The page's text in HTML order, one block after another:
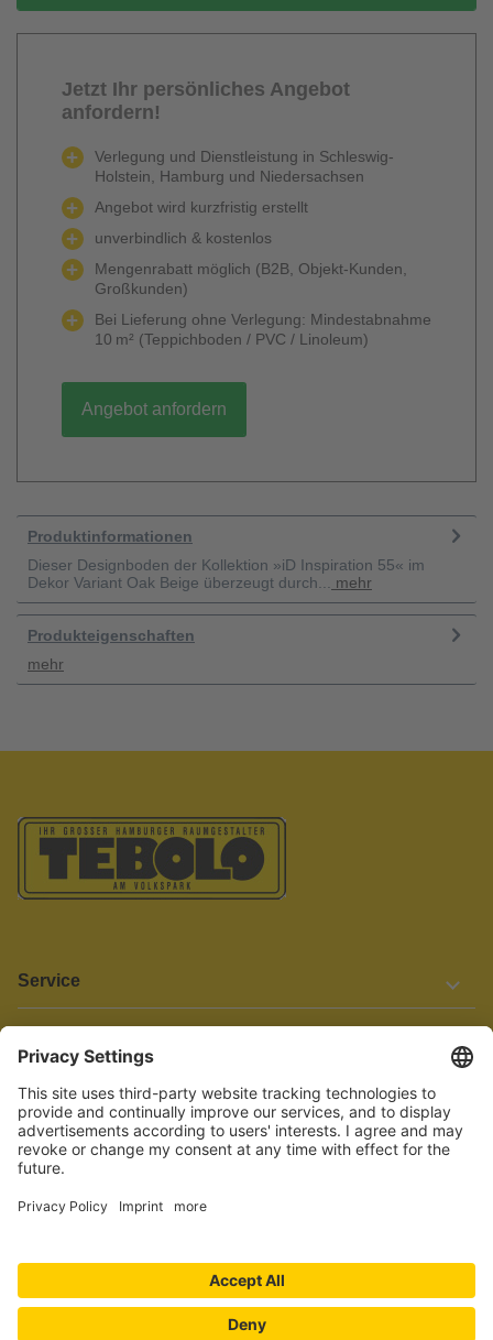
Jetzt Ihr persönliches Angebot
anfordern!
Verlegung und Dienstleistung in Schleswig-
Holstein, Hamburg und Niedersachsen
Angebot wird kurzfristig erstellt
unverbindlich & kostenlos
Mengenrabatt möglich (B2B, Objekt-Kunden,
Großkunden)
Bei Lieferung ohne Verlegung: Mindestabnahme
10 m² (Teppichboden / PVC / Linoleum)
Angebot anfordern
Produktinformationen
Dieser Designboden der Kollektion »iD Inspiration 55« im
Dekor Variant Oak Beige überzeugt durch...
mehr
Produkteigenschaften
mehr
Service
Informationen
Barrierefreiheit
Wir bemühen uns, unsere Website barrierefrei zu gestalten.
Einige Inhalte und Funktionen sind derzeit jedoch noch nicht
vollständig zugänglich. Wenn Sie auf Barrieren stoßen oder Hilfe
benötigen, kontaktieren Sie uns bitte unter service[at]knutzen.de.
Vertrag widerrufen
© 2026 TEBOLO